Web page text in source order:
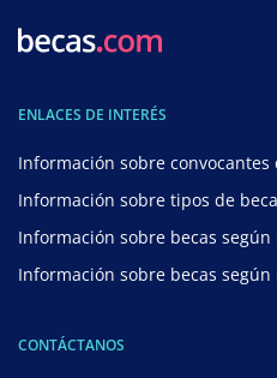
ENLACES DE INTERÉS
Información sobre convocantes
Información sobre tipos de
Información sobre becas
Información sobre becas
CONTÁCTANOS